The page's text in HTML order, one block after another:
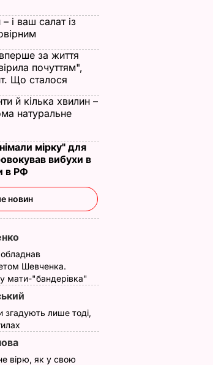
Back Of Your
в стилі Nirvana,
09.43
і ваш салат із
за життя
почуттям",
Що сталося
й кілька хвилин –
натуральне
мірку" для
вибухи в
в РФ
новин
Шевченка.
мати-"бандерівка"
згадують лише тоді,
вірю, як у свою